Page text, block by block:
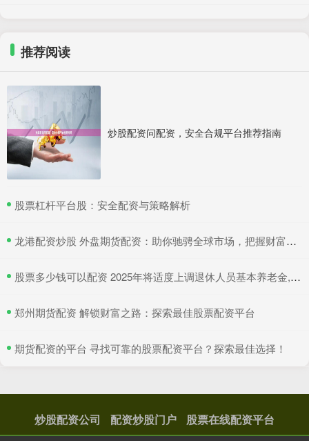
推荐阅读
炒股配资问配资，安全合规平台推荐指南
​股票杠杆平台股：安全配资与策略解析
​龙港配资炒股 外盘期货配资：助你驰骋全球市场，把握财富机遇
​股票多少钱可以配资 2025年将适度上调退休人员基本养老金, 4类人将会受益!
​郑州期货配资 解锁财富之路：探索最佳股票配资平台
​期货配资的平台 寻找可靠的股票配资平台？探索最佳选择！
炒股配资公司 配资炒股门户 股票在线配资平台